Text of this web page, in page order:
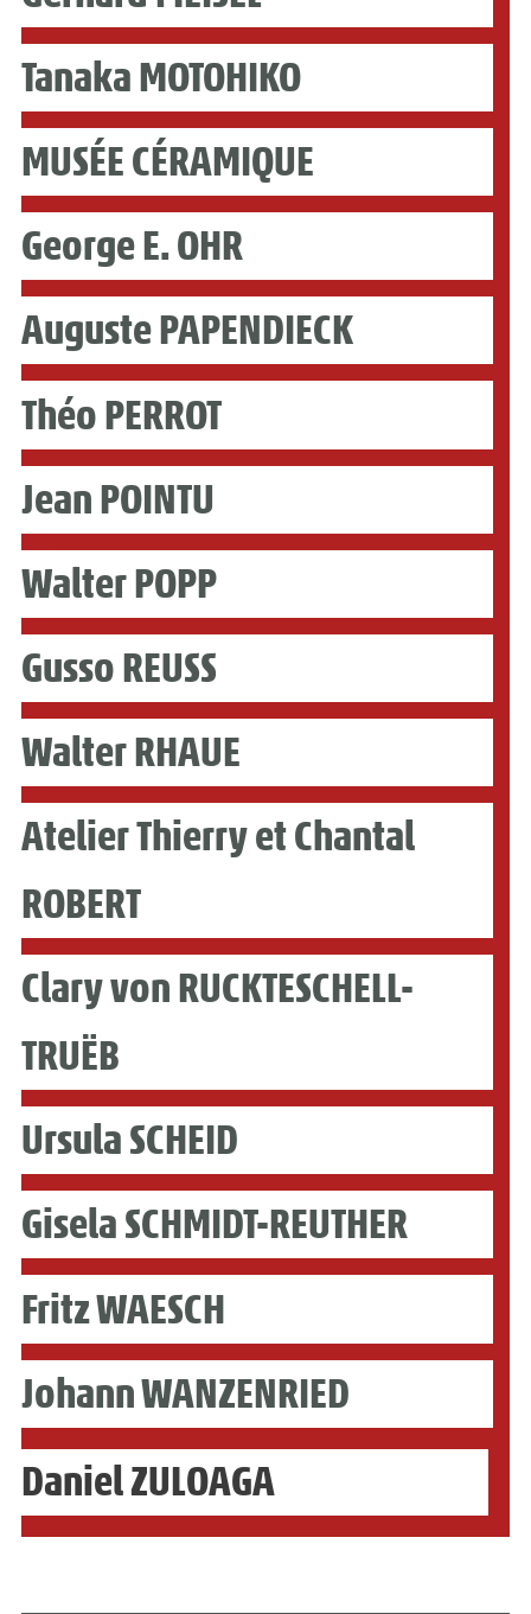
Tanaka MOTOHIKO
MUSÉE CÉRAMIQUE
George E. OHR
Auguste PAPENDIECK
Théo PERROT
Jean POINTU
Walter POPP
Gusso REUSS
Walter RHAUE
Atelier Thierry et Chantal
ROBERT
Clary von RUCKTESCHELL-
TRUËB
Ursula SCHEID
Gisela SCHMIDT-REUTHER
Fritz WAESCH
Johann WANZENRIED
Daniel ZULOAGA